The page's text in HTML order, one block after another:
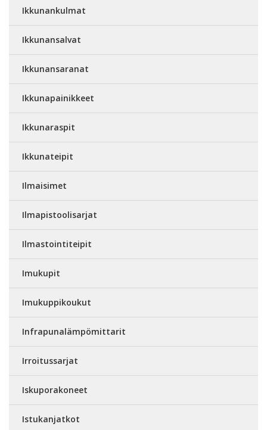
Ikkunankulmat
Ikkunansalvat
Ikkunansaranat
Ikkunapainikkeet
Ikkunaraspit
Ikkunateipit
Ilmaisimet
Ilmapistoolisarjat
Ilmastointiteipit
Imukupit
Imukuppikoukut
Infrapunalämpömittarit
Irroitussarjat
Iskuporakoneet
Istukanjatkot